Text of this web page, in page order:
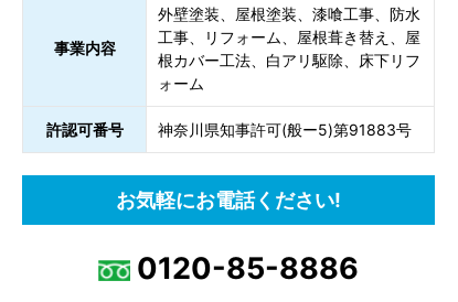
事業内容
外壁塗装、屋根塗装、漆喰工事、防水
工事、リフォーム、屋根葺き替え、屋
根カバー工法、白アリ駆除、床下リフ
ォーム
許認可番号 神奈川県知事許可(般ー5)第91883号
お気軽にお電話ください!
0120-85-8886